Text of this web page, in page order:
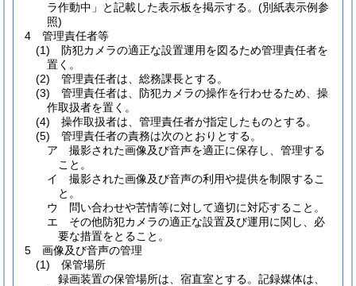
ラ作動中」と記載した表示板を掲示する。 (別紙表示例参
照)
4 管理責任者等
(1) 防犯カメラの適正な設置運用を図るため管理責任者を
置く。
(2) 管理責任者は、総務課長とする。
(3) 管理責任者は、防犯カメラの操作を行わせるため、操
作取扱者を置く。
(4) 操作取扱者は、管理責任者が指定したものとする。
(5) 管理責任者の責務は次のとおりとする。
ア 撮影された画像及び音声を適正に保存し、管理する
こと。
イ 撮影された画像及び音声の利用や提供を制限するこ
と。
ウ 問い合わせや苦情等に対して適切に対応すること。
エ その他防犯カメラの適正な設置及び運用に関し、必
要な措置をとること。
5 画像及び音声の管理
(1) 保管場所
録画装置の保管場所は、宿直室とする。記録媒体は、